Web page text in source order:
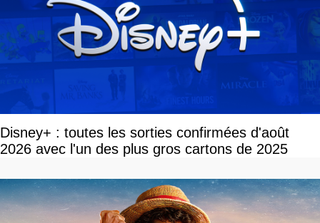
Disney+ : toutes les sorties confirmées d'août
2026 avec l'un des plus gros cartons de 2025